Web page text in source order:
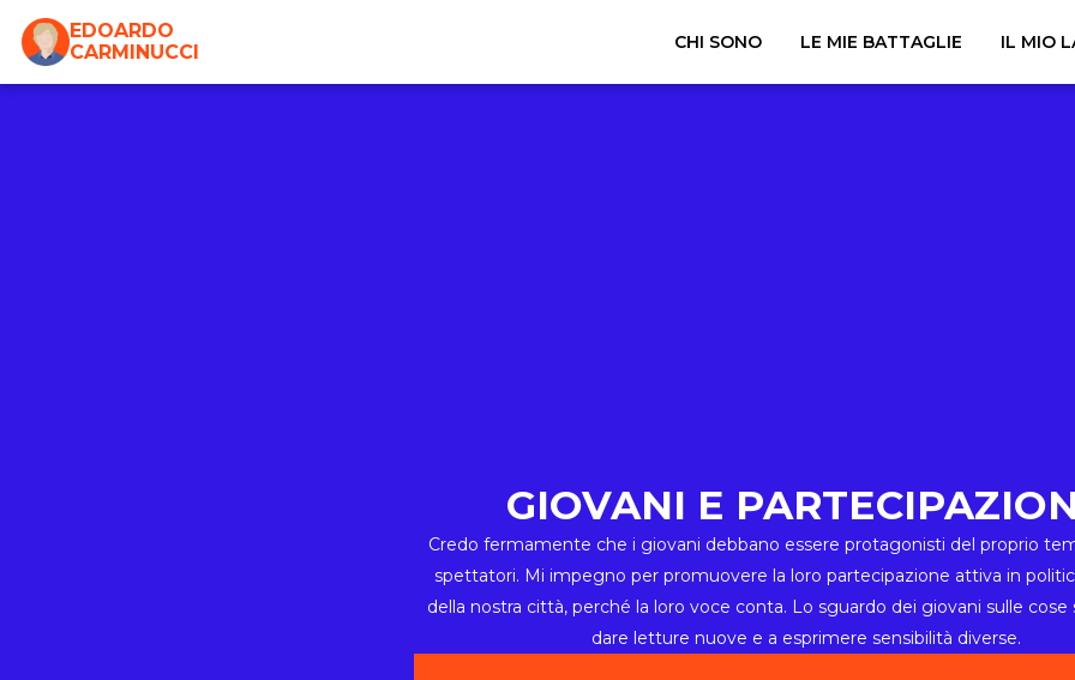
EDOARDO
CARMINUCCI
CHI SONO LE MIE BATTAGLIE IL MIO
GIOVANI E
Credo fermamente che i giovani debbano essere protagonisti del proprio
spettatori. Mi impegno per promuovere la loro partecipazione attiva in
della nostra città, perché la loro voce conta. Lo sguardo dei giovani sulle cose
dare letture nuove e a esprimere sensibilità diverse.